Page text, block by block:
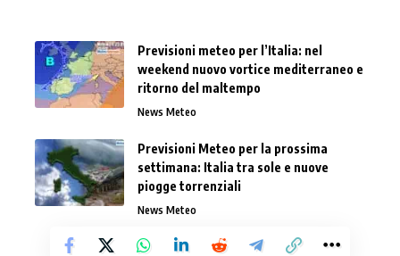
Previsioni meteo per l’Italia: nel
weekend nuovo vortice mediterraneo e
ritorno del maltempo
News Meteo
Previsioni Meteo per la prossima
settimana: Italia tra sole e nuove
piogge torrenziali
News Meteo